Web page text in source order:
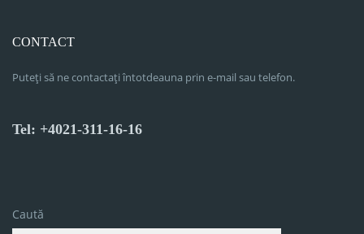
CONTACT
Puteți să ne contactați întotdeauna prin e-mail sau telefon.
Tel: +4021-311-16-16
Caută